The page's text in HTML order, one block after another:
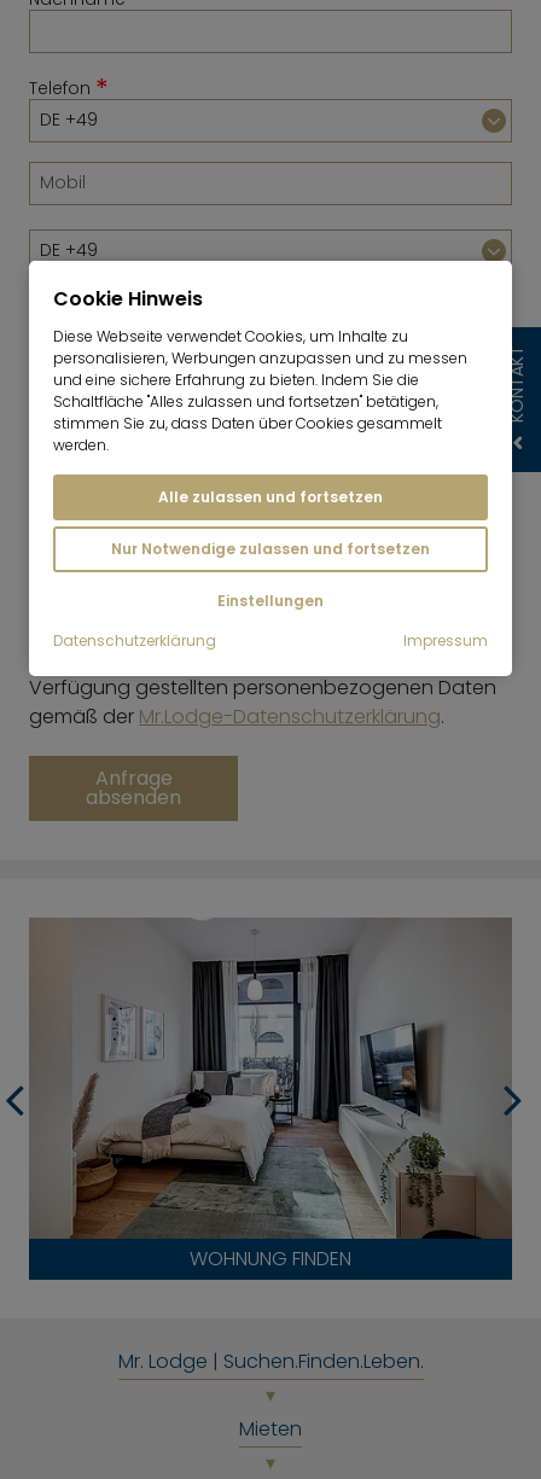
Telefon *
E-Mail*
Angaben wie in derMr. Lodge-
Datenschutzerklärungbeschrieben, verwendet,
um mir individuelle Angebote zu Objekten, die für
mich von Interesse sein könnten, zuzusenden.
Meine Einwilligung kann ich jederzeit mit Wirkung
für die Zukunft widerrufen *
Mr.Lodge GmbH verarbeitet die von Ihnen zur
Verfügung gestellten personenbezogenen Daten
gemäß der Mr.Lodge-Datenschutzerklärung.
Anfrage
absenden
WOHNUNG FINDEN
Mr. Lodge | Suchen.Finden.Leben.
Mieten
KONTAKT
Cookie Hinweis
Diese Webseite verwendet Cookies, um Inhalte zu
personalisieren, Werbungen anzupassen und zu messen
und eine sichere Erfahrung zu bieten. Indem Sie die
Schaltfläche "Alles zulassen und fortsetzen" betätigen,
stimmen Sie zu, dass Daten über Cookies gesammelt
werden.
Alle zulassen und fortsetzen
Nur Notwendige zulassen und fortsetzen
Einstellungen
Datenschutzerklärung
Impressum